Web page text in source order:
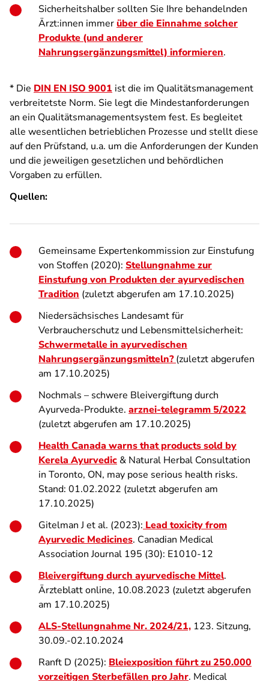
Sicherheitshalber sollten Sie Ihre behandelnden
Ärzt:innen immerüber die Einnahme solcher
Produkte (und anderer
Nahrungsergänzungsmittel) informieren.
* Die DIN EN ISO 9001 ist die im Qualitätsmanagement
verbreitetste Norm. Sie legt die Mindestanforderungen
an ein Qualitätsmanagementsystem fest. Es begleitet
alle wesentlichen betrieblichen Prozesse und stellt diese
auf den Prüfstand, u.a. um die Anforderungen der Kunden
und die jeweiligen gesetzlichen und behördlichen
Vorgaben zu erfüllen.
Quellen:
Gemeinsame Expertenkommission zur Einstufung
von Stoffen (2020): Stellungnahme zur
Einstufung von Produkten der ayurvedischen
Tradition (zuletzt abgerufen am 17.10.2025)
Niedersächsisches Landesamt für
Verbraucherschutz und Lebensmittelsicherheit:
Schwermetalle in ayurvedischen
Nahrungsergänzungsmitteln?(zuletzt abgerufen
am 17.10.2025)
Nochmals – schwere Bleivergiftung durch
Ayurveda-Produkte. arznei-telegramm 5/2022
(zuletzt abgerufen am 17.10.2025)
Health Canada warns that products sold by
Kerela Ayurvedic & Natural Herbal Consultation
in Toronto, ON, may pose serious health risks.
Stand: 01.02.2022 (zuletzt abgerufen am
17.10.2025)
Gitelman J et al. (2023): Lead toxicity from
Ayurvedic Medicines. Canadian Medical
Association Journal 195 (30): E1010-12
Bleivergiftung durch ayurvedische Mittel.
Ärzteblatt online, 10.08.2023 (zuletzt abgerufen
am 17.10.2025)
ALS-Stellungnahme Nr. 2024/21, 123. Sitzung,
30.09.-02.10.2024
Ranft D (2025): Bleiexposition führt zu 250.000
vorzeitigen Sterbefällen pro Jahr. Medical